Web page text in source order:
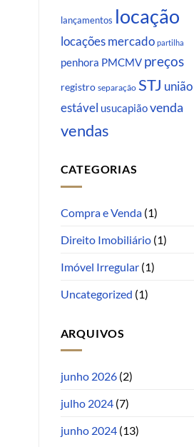
lançamentos locação
locações mercado partilha
penhora PMCMV preços
registro separação STJ união
estável usucapiãovenda
vendas
CATEGORIAS
Compra e Venda(1)
Direito Imobiliário(1)
Imóvel Irregular(1)
Uncategorized (1)
ARQUIVOS
junho 2026(2)
julho 2024(7)
junho 2024(13)